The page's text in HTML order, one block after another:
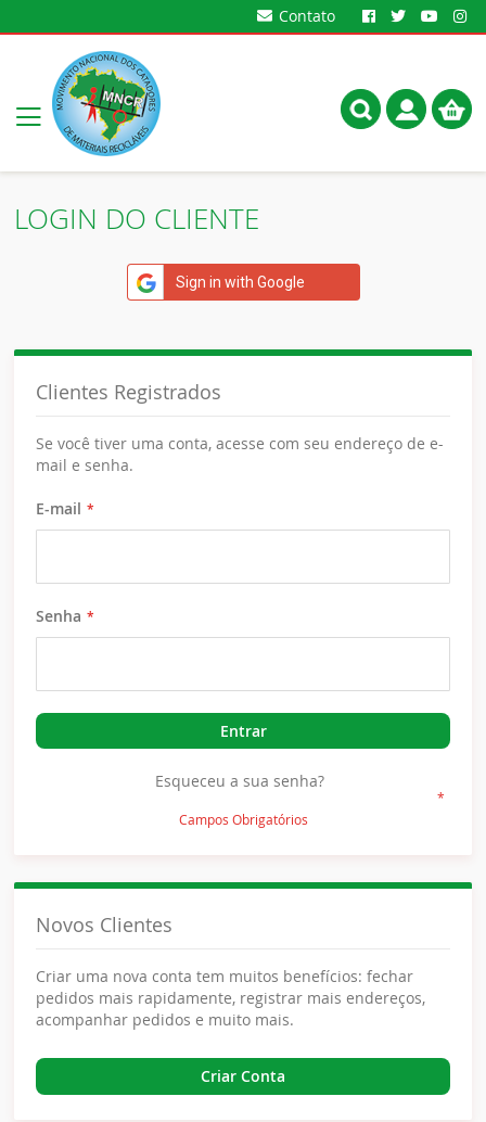
Contato
Alternar
Nav
Meu
LOGIN DO CLIENTE
Sign in with Google
Clientes Registrados
Se você tiver uma conta, acesse com seu endereço de e-
mail e senha.
E-mail
Senha
Entrar
Esqueceu a sua senha?
Novos Clientes
Criar uma nova conta tem muitos benefícios: fechar
pedidos mais rapidamente, registrar mais endereços,
acompanhar pedidos e muito mais.
Criar Conta